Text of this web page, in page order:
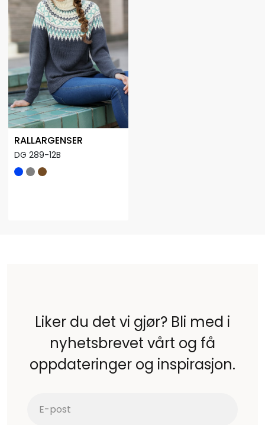
RALLARGENSER
DG 289-12B
Liker du det vi gjør? Bli med i
nyhetsbrevet vårt og få
oppdateringer og inspirasjon.